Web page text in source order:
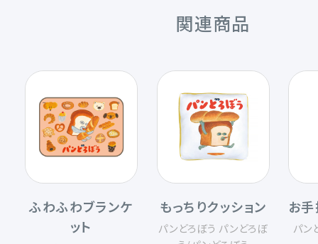
関連商品
ふわふわブランケ
ット
もっちりクッション
パンどろぼう パンどろぼ
お手
パン